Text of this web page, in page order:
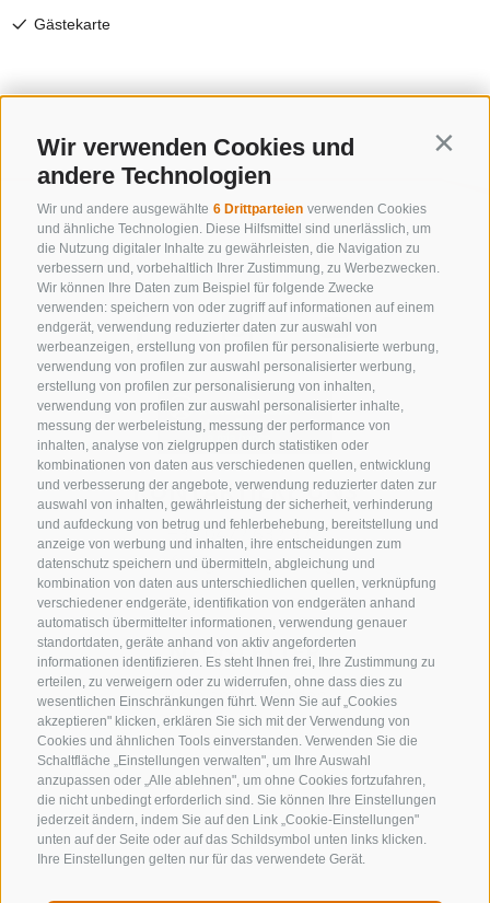
Wir verwenden Cookies und
andere Technologien
Wir und andere ausgewählte 6 Drittparteien verwenden Cookies
und ähnliche Technologien. Diese Hilfsmittel sind unerlässlich, um
die Nutzung digitaler Inhalte zu gewährleisten, die Navigation zu
verbessern und, vorbehaltlich Ihrer Zustimmung, zu Werbezwecken.
Wir können Ihre Daten zum Beispiel für folgende Zwecke
verwenden: speichern von oder zugriff auf informationen auf einem
endgerät, verwendung reduzierter daten zur auswahl von
werbeanzeigen, erstellung von profilen für personalisierte werbung,
verwendung von profilen zur auswahl personalisierter werbung,
erstellung von profilen zur personalisierung von inhalten,
verwendung von profilen zur auswahl personalisierter inhalte,
messung der werbeleistung, messung der performance von
inhalten, analyse von zielgruppen durch statistiken oder
kombinationen von daten aus verschiedenen quellen, entwicklung
und verbesserung der angebote, verwendung reduzierter daten zur
auswahl von inhalten, gewährleistung der sicherheit, verhinderung
und aufdeckung von betrug und fehlerbehebung, bereitstellung und
anzeige von werbung und inhalten, ihre entscheidungen zum
datenschutz speichern und übermitteln, abgleichung und
kombination von daten aus unterschiedlichen quellen, verknüpfung
verschiedener endgeräte, identifikation von endgeräten anhand
automatisch übermittelter informationen, verwendung genauer
standortdaten, geräte anhand von aktiv angeforderten
informationen identifizieren. Es steht Ihnen frei, Ihre Zustimmung zu
erteilen, zu verweigern oder zu widerrufen, ohne dass dies zu
wesentlichen Einschränkungen führt. Wenn Sie auf „Cookies
akzeptieren" klicken, erklären Sie sich mit der Verwendung von
Cookies und ähnlichen Tools einverstanden. Verwenden Sie die
Schaltfläche „Einstellungen verwalten", um Ihre Auswahl
anzupassen oder „Alle ablehnen", um ohne Cookies fortzufahren,
die nicht unbedingt erforderlich sind. Sie können Ihre Einstellungen
jederzeit ändern, indem Sie auf den Link „Cookie-Einstellungen"
unten auf der Seite oder auf das Schildsymbol unten links klicken.
Ihre Einstellungen gelten nur für das verwendete Gerät.
KONTAKTIERE UNS
+39 0472 632 372
info@gossensass.org
NEWSLETTER
Bleib am Laufenden
Newsletter Anmelden